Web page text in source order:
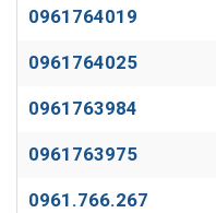
0961764019
0961764025
0961763984
0961763975
0961.766.267